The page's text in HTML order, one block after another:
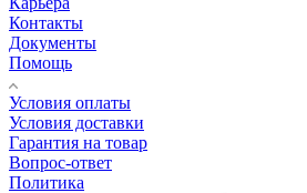
Контакты
Документы
Помощь
Условия оплаты
Условия доставки
Гарантия на товар
Вопрос-ответ
Политика